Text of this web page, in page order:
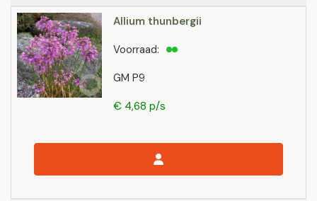
Allium thunbergii
GM P9
Voorraad:
€ 4,68 p/s